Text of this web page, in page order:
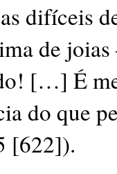
difíceis
de joias
[…] É
do que
[622]).